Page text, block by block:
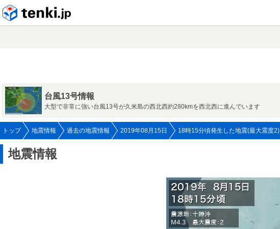
台風13号情報
大型で非常に強い台風13号が久米島の西北西約280kmを西北西に進んでいます
トップ 地震情報 過去の地震情報 2019年08月15日 18時15分頃発生した地震(最大震度2)
地震情報